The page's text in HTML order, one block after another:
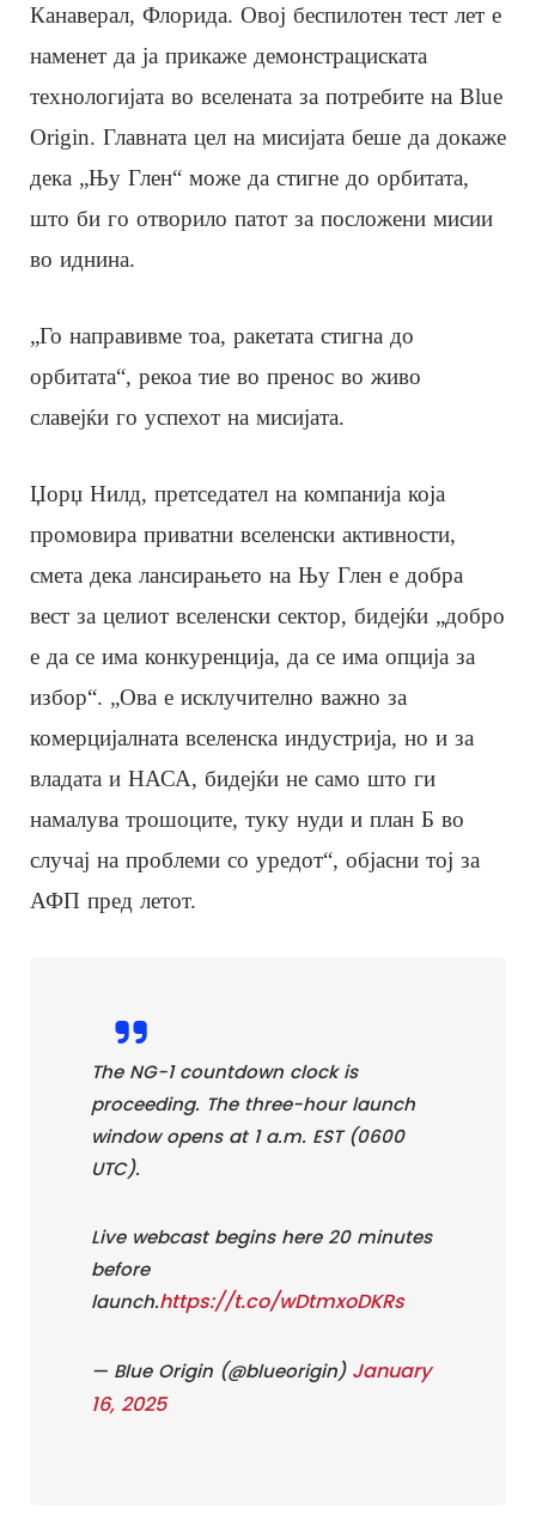
Канаверал, Флорида. Овој беспилотен тест лет е
наменет да ја прикаже демонстрациската
технологијата во вселената за потребите на Blue
Origin. Главната цел на мисијата беше да докаже
дека „Њу Глен“ може да стигне до орбитата,
што би го отворило патот за посложени мисии
во иднина.
„Го направивме тоа, ракетата стигна до
орбитата“, рекоа тие во пренос во живо
славејќи го успехот на мисијата.
Џорџ Нилд, претседател на компанија која
промовира приватни вселенски активности,
смета дека лансирањето на Њу Глен е добра
вест за целиот вселенски сектор, бидејќи „добро
е да се има конкуренција, да се има опција за
избор“. „Ова е исклучително важно за
комерцијалната вселенска индустрија, но и за
владата и НАСА, бидејќи не само што ги
намалува трошоците, туку нуди и план Б во
случај на проблеми со уредот“, објасни тој за
АФП пред летот.
The NG-1 countdown clock is
proceeding. The three-hour launch
window opens at 1 a.m. EST (0600
UTC).
Live webcast begins here 20 minutes
before
launch.https://t.co/wDtmxoDKRs
— Blue Origin (@blueorigin) January
16, 2025